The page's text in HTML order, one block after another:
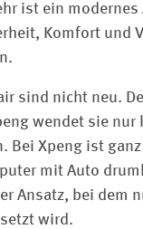
ist ein
Komfort und
sind nicht neu.
wendet sie nur
Bei Xpeng ist
mit Auto
Ansatz, bei dem
wird.